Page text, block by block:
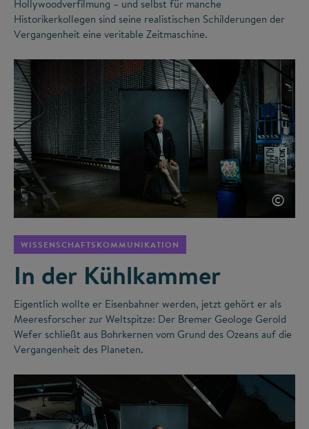
Hollywoodverfilmung – und selbst für manche
Historikerkollegen sind seine realistischen Schilderungen der
Vergangenheit eine veritable Zeitmaschine.
©
WISSENSCHAFTSKOMMUNIKATION
In der Kühlkammer
Eigentlich wollte er Eisenbahner werden, jetzt gehört er als
Meeresforscher zur Weltspitze: Der Bremer Geologe Gerold
Wefer schließt aus Bohrkernen vom Grund des Ozeans auf die
Vergangenheit des Planeten.